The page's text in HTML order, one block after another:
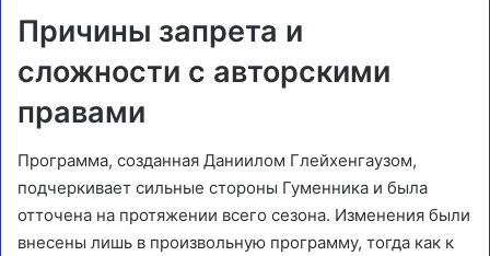
Причины запрета и
сложности с авторскими
правами
Программа, созданная Даниилом Глейхенгаузом,
подчеркивает сильные стороны Гуменника и была
отточена на протяжении всего сезона. Изменения были
внесены лишь в произвольную программу, тогда как к